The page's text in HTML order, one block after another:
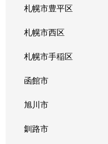
札幌市豊平区
札幌市西区
札幌市手稲区
函館市
旭川市
釧路市